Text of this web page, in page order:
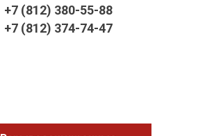
+7 (812) 380-55-88
+7 (812) 374-74-47